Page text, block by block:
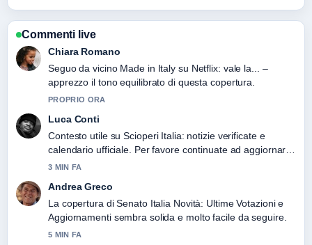
Commenti live
Chiara Romano
Seguo da vicino Made in Italy su Netflix: vale la... –
apprezzo il tono equilibrato di questa copertura.
PROPRIO ORA
Luca Conti
Contesto utile su Scioperi Italia: notizie verificate e
calendario ufficiale. Per favore continuate ad aggiornare
questo live.
3 MIN FA
Andrea Greco
La copertura di Senato Italia Novità: Ultime Votazioni e
Aggiornamenti sembra solida e molto facile da seguire.
5 MIN FA